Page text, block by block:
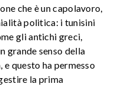
che è un capolavoro,
politica: i tunisini
gli antichi greci,
grande senso della
e questo ha permesso
la prima